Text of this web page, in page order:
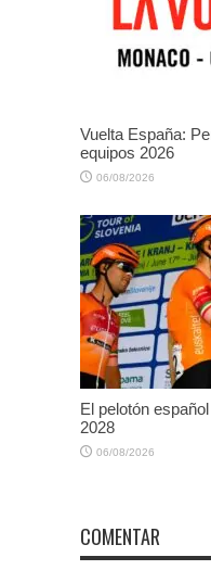
Vuelta España:
equipos 2026
06/08/2026
El pelotón
2028
06/08/2026
COMENTAR